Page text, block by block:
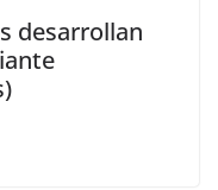
desarrollan